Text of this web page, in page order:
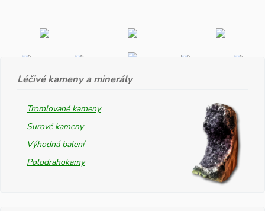
Léčivé kameny a minerály
Tromlované kameny
Surové kameny
Výhodná balení
Polodrahokamy